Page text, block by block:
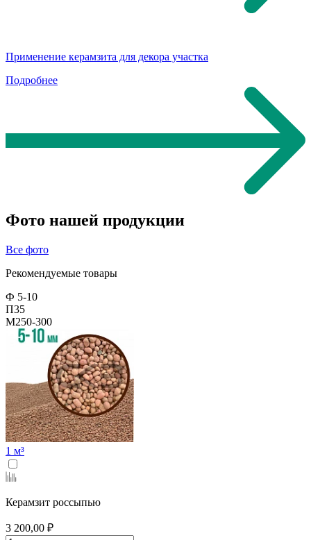
Применение керамзита для декора участка
Подробнее
Фото нашей продукции
Все фото
Рекомендуемые товары
Ф 5-10
П35
М250-300
1 м³
Керамзит россыпью
3 200,00 ₽